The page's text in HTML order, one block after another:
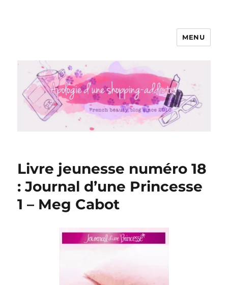
Apologie d'une Shopping-addicte
MENU
Livre jeunesse numéro 18
: Journal d’une Princesse
1 – Meg Cabot